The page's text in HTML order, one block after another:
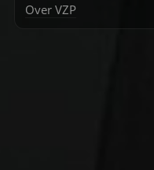
Over VZP